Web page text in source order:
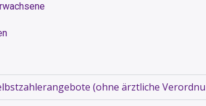
(ohne ärztliche